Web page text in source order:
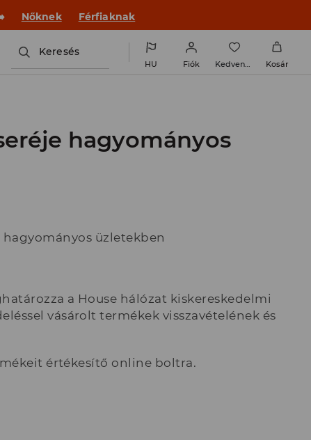
új outfittel! Nőknek
Keresés
HU Fiók Kedvencek Kosár
hagyományos
hagyományos üzletekben
a House hálózat kiskereskedelmi
vásárolt termékek visszavételének és
értékesítő online boltra.